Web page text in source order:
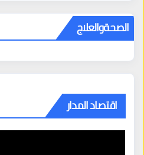
الصحةوالعلاج
اقتصاد المدار